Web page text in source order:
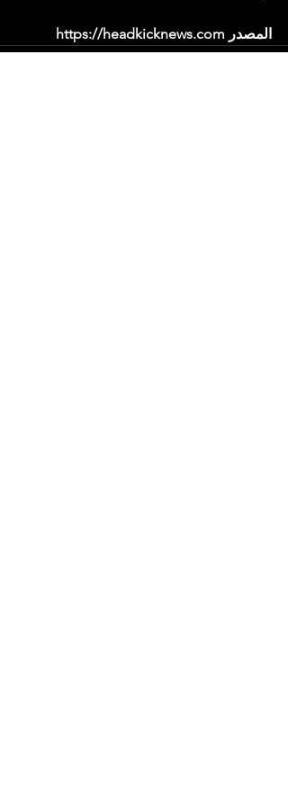
المصدر https://headkicknews.com